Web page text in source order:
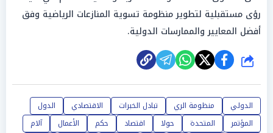
رؤى مستقبلية لتطوير منظومة تسوية المنازعات الرياضية وفق
أفضل المعايير والممارسات الدولية.
شارك
الدولي منظومة الري تبادل الخبرات الاقتصادي
الدول
المؤتمر
المتحدة حولا اقتصاد حكم الأعمال
آلام